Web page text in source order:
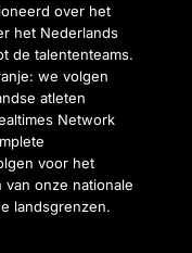
over het
het Nederlands
de talententeams.
we volgen
atleten
Network
voor het
onze nationale
landsgrenzen.